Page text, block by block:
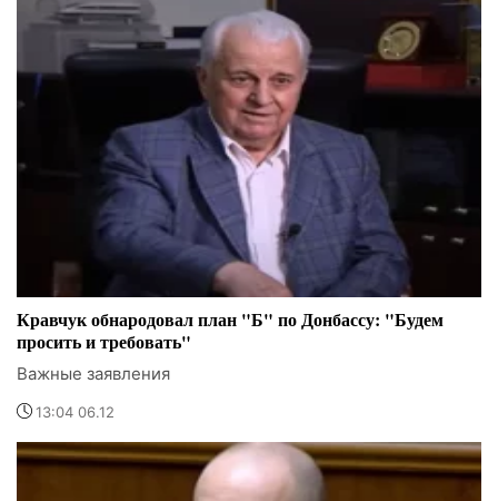
Кравчук обнародовал план "Б" по Донбассу: "Будем
просить и требовать"
Важные заявления
13:04 06.12